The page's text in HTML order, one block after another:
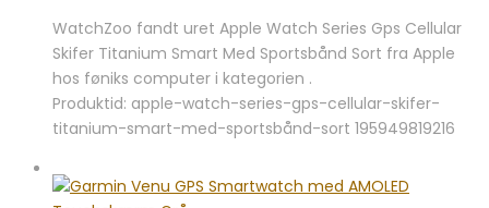
WatchZoo fandt uret Apple Watch Series Gps Cellular
Skifer Titanium Smart Med Sportsbånd Sort fra Apple
hos føniks computer i kategorien .
Produktid: apple-watch-series-gps-cellular-skifer-
titanium-smart-med-sportsbånd-sort 195949819216